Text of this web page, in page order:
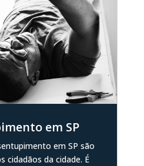
em SP
em SP são
cidadãos da cidade. É